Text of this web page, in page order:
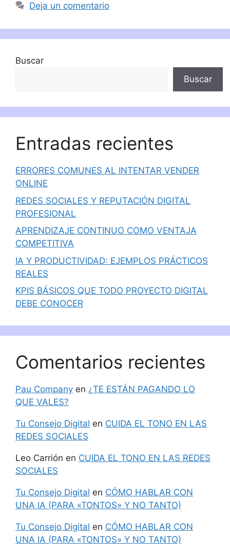
Deja un comentario
Buscar
Buscar
Entradas recientes
ERRORES COMUNES AL INTENTAR VENDER
ONLINE
REDES SOCIALES Y REPUTACIÓN DIGITAL
PROFESIONAL
APRENDIZAJE CONTINUO COMO VENTAJA
COMPETITIVA
IA Y PRODUCTIVIDAD: EJEMPLOS PRÁCTICOS
REALES
KPIS BÁSICOS QUE TODO PROYECTO DIGITAL
DEBE CONOCER
Comentarios recientes
Pau Company en ¿TE ESTÁN PAGANDO LO
QUE VALES?
Tu Consejo Digital en CUIDA EL TONO EN LAS
REDES SOCIALES
Leo Carrión en CUIDA EL TONO EN LAS REDES
SOCIALES
Tu Consejo Digital en CÓMO HABLAR CON
UNA IA (PARA «TONTOS» Y NO TANTO)
Tu Consejo Digital en CÓMO HABLAR CON
UNA IA (PARA «TONTOS» Y NO TANTO)